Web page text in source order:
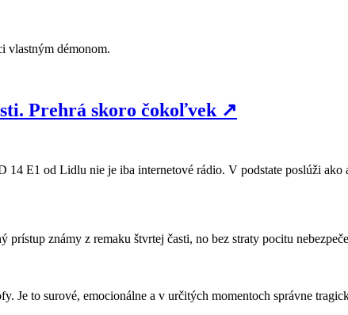
vlastným démonom.
Prehrá skoro čokoľvek ↗
E1 od Lidlu nie je iba internetové rádio. V podstate poslúži ako
známy z remaku štvrtej časti, no bez straty pocitu
Je to surové, emocionálne a v určitých momentoch správne